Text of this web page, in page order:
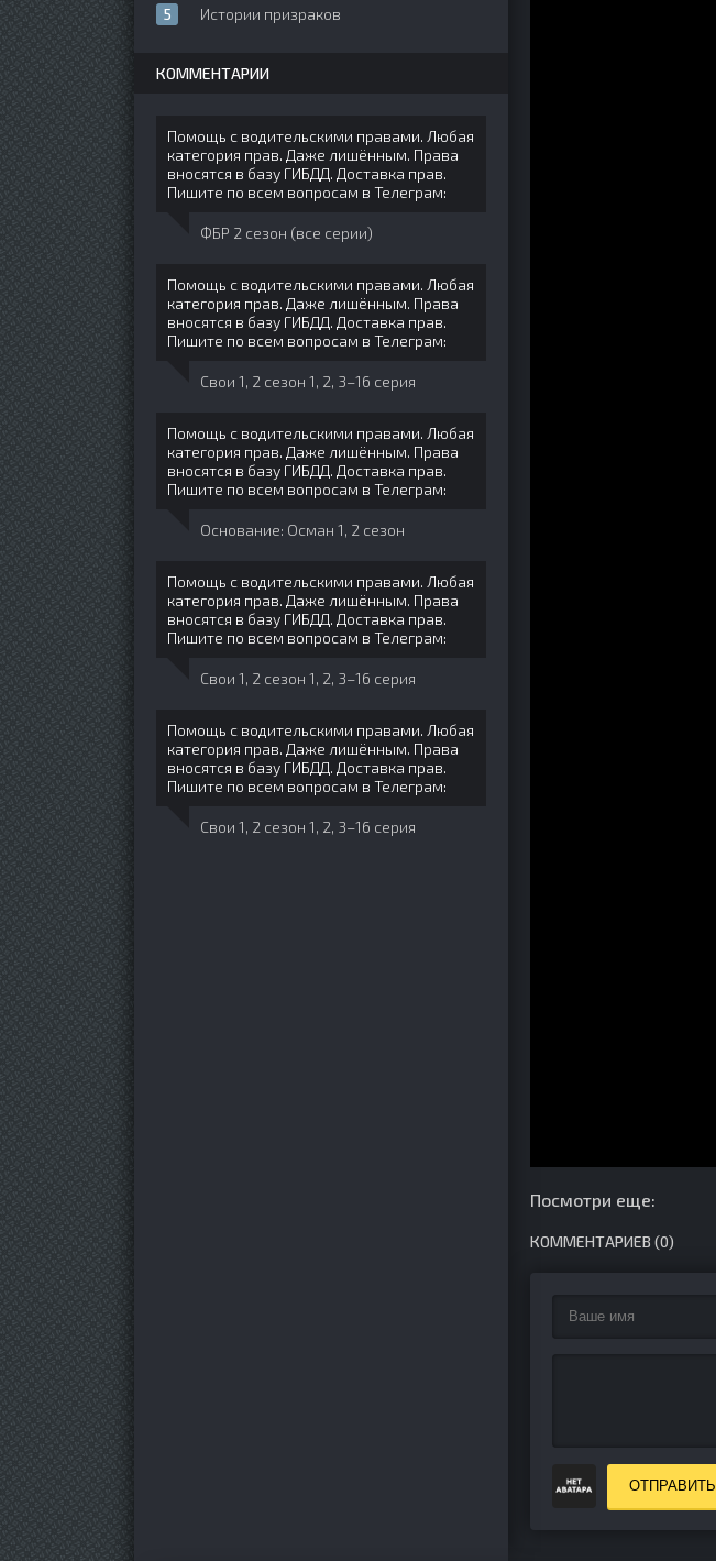
Посмотри еще:
КОММЕНТАРИЕВ (0)
ОТПРАВИТЬ
Истории призраков
КОММЕНТАРИИ
Помощь с водительскими правами. Любая
категория прав. Даже лишённым. Права
вносятся в базу ГИБДД. Доставка прав.
Пишите по всем вопросам в Телеграм:
ФБР 2 сезон (все серии)
Помощь с водительскими правами. Любая
категория прав. Даже лишённым. Права
вносятся в базу ГИБДД. Доставка прав.
Пишите по всем вопросам в Телеграм:
Свои 1, 2 сезон 1, 2, 3–16 серия
Помощь с водительскими правами. Любая
категория прав. Даже лишённым. Права
вносятся в базу ГИБДД. Доставка прав.
Пишите по всем вопросам в Телеграм:
Основание: Осман 1, 2 сезон
Помощь с водительскими правами. Любая
категория прав. Даже лишённым. Права
вносятся в базу ГИБДД. Доставка прав.
Пишите по всем вопросам в Телеграм:
Свои 1, 2 сезон 1, 2, 3–16 серия
Помощь с водительскими правами. Любая
категория прав. Даже лишённым. Права
вносятся в базу ГИБДД. Доставка прав.
Пишите по всем вопросам в Телеграм:
Свои 1, 2 сезон 1, 2, 3–16 серия